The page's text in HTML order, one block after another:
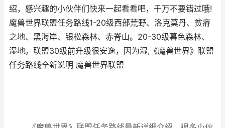
绍，感兴趣的小伙伴们快来一起看看吧，千万不要错过哦!
魔兽世界联盟任务路线1-20级西部荒野、洛克莫丹、贫瘠
之地、黑海岸、银松森林、赤脊山。20-30级暮色森林、
湿地。联盟30级前升级很安逸，因为湿,《魔兽世界》联盟
任务路线全新说明 魔兽世界联盟